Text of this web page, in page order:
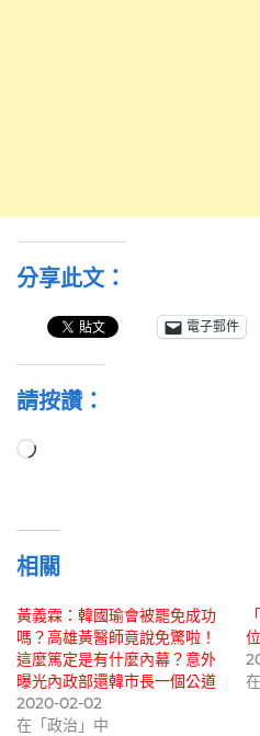
分享此文：
電子郵件
請按讚：
正
相關
黃義霖：韓國瑜會被罷免成功
嗎？高雄黃醫師竟說免驚啦！
這麼篤定是有什麼內幕？意外
曝光內政部還韓市長一個公道
2020-02-02
在「政治」中